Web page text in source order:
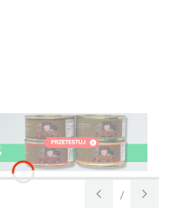
Slajd
/
z